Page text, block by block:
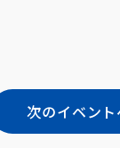
次のイベント